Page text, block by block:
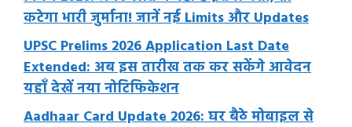
कटेगा भारी जुर्माना! जानें नई Limits और Updates
UPSC Prelims 2026 Application Last Date
Extended: अब इस तारीख तक कर सकेंगे आवेदन
यहाँ देखें नया नोटिफिकेशन
Aadhaar Card Update 2026: घर बैठे मोबाइल से